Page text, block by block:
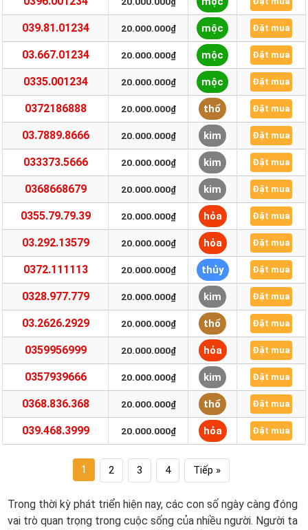
039.81.01234 20.000.000₫ mộc Đặt mua
03.667.01234 20.000.000₫ mộc Đặt mua
0335.001234 20.000.000₫ mộc Đặt mua
0372186888 20.000.000₫ thổ Đặt mua
03.7889.8666 20.000.000₫ kim Đặt mua
033373.5666 20.000.000₫ kim Đặt mua
0368668679 20.000.000₫ kim Đặt mua
0355.79.79.39 20.000.000₫ hỏa Đặt mua
03.292.13579 20.000.000₫ hỏa Đặt mua
0372.111113 20.000.000₫ thủy Đặt mua
0328.977.779 20.000.000₫ kim Đặt mua
03.2626.2929 20.000.000₫ thổ Đặt mua
0359956999 20.000.000₫ hỏa Đặt mua
0357939666 20.000.000₫ kim Đặt mua
0368.836.368 20.000.000₫ thổ Đặt mua
039.468.3999 20.000.000₫ hỏa Đặt mua
1 2 3 4 Tiếp »
Trong thời kỳ phát triển hiện nay, các con số ngày càng đóng
vai trò quan trọng trong cuộc sống của nhiều người. Người ta